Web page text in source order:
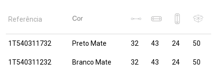
Referência
1T540311732 Preto Mate 32 43 24 50
1T540311232 Branco Mate 32 43 24 50